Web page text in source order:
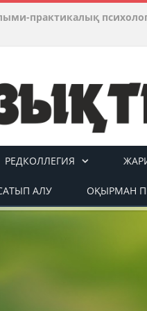
практикалық
РЕДКОЛЛЕГИЯ
АЛУ ОҚЫРМАН